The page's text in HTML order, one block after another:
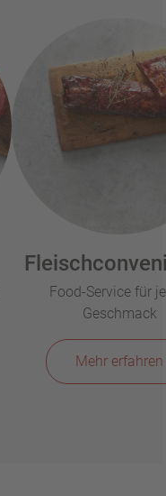
Food-Service für
Geschmack
Mehr erfahren